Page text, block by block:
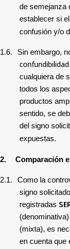
de semejanza
establecer si
confusión y/o
1.6. Sin embargo,
confundibilidad
cualquiera de
todos los
productos
sentido, se
del signo
expuestas.
2. Comparación
2.1.
Como la
signo solicitado
registradas
(mixta), es
en cuenta que